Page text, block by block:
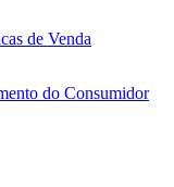
de Venda
do Consumidor